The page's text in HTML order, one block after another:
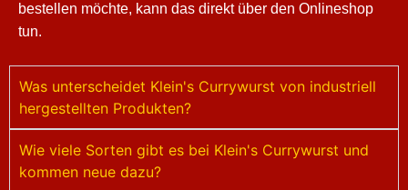
bestellen möchte, kann das direkt über den Onlineshop
tun.
Was unterscheidet Klein's Currywurst von industriell
hergestellten Produkten?
Wie viele Sorten gibt es bei Klein's Currywurst und
kommen neue dazu?